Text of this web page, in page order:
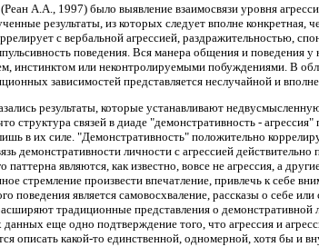
А.А., 1997) было выявление взаимосвязи уровня
результаты, из которых следует вполне конкретная,
с вербальной агрессией, раздражительностью,
поведения. Вся манера общения и поведения
инстинктом или неконтролируемыми побуждениями. В
зависимостей представляется неслучайной и
результаты, которые устанавливают
структура связей в диаде "демонстративность -
в их силе. "Демонстративность" положительно
демонстративности личности с агрессией
паттерна являются, как известно, вовсе не агрессия, а
стремление произвести впечатление, привлечь к себе
поведения является самовосхваление, рассказы о себе
традиционные представления о
еще одно подтверждение того, что агрессия и
описать какой-то единственной, одномерной, хотя бы и